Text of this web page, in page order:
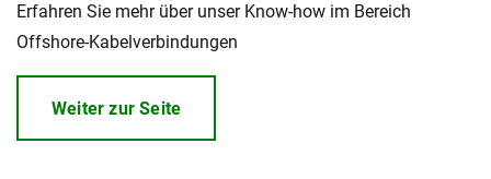
Erfahren Sie mehr über unser Know-how im Bereich
Offshore-Kabelverbindungen
Weiter zur Seite